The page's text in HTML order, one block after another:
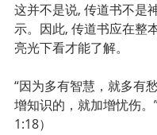
这并不是说, 传道书不是
示。因此, 传道书应在整
亮光下看才能了解。
“因为多有智慧，就多有
增知识的，就加增忧伤。
1:18）